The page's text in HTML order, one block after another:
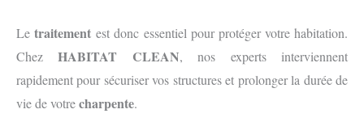
Letraitement est donc essentiel pour protéger votre habitation.
ChezHABITAT CLEAN, nos experts interviennent
rapidement pour sécuriser vos structures et prolonger la durée de
vie de votrecharpente.